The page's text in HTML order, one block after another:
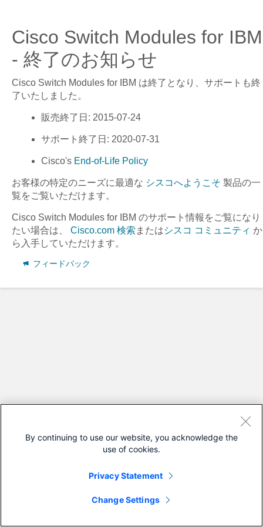
Cisco Switch Modules for IBM
- 終了のお知らせ
Cisco Switch Modules for IBM は終了となり、サポートも終
了いたしました。
販売終了日 : 2015-07-24
サポート終了日 : 2020-07-31
Cisco's End-of-Life Policy
お客様の特定のニーズに最適な シスコへようこそ 製品の一
覧をご覧いただけます。
Cisco Switch Modules for IBM のサポート情報をご覧になり
たい場合は、 Cisco.com 検索 またはシスコ コミュニティ か
ら入手していただけます。
フィードバック
By continuing to use our website, you acknowledge the
use of cookies.
Privacy Statement
Change Settings